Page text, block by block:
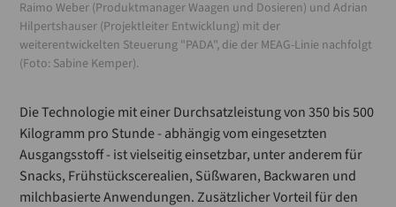
Raimo Weber (Produktmanager Waagen und Dosieren) und Adrian
Hilpertshauser (Projektleiter Entwicklung) mit der
weiterentwickelten Steuerung "PADA", die der MEAG-Linie nachfolgt
(Foto: Sabine Kemper).
Die Technologie mit einer Durchsatzleistung von 350 bis 500
Kilogramm pro Stunde - abhängig vom eingesetzten
Ausgangsstoff - ist vielseitig einsetzbar, unter anderem für
Snacks, Frühstückscerealien, Süßwaren, Backwaren und
milchbasierte Anwendungen. Zusätzlicher Vorteil für den